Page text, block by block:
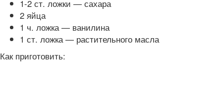
1-2 ст. ложки — сахара
2 яйца
1 ч. ложка — ванилина
1 ст. ложка — растительного масла
Как приготовить: